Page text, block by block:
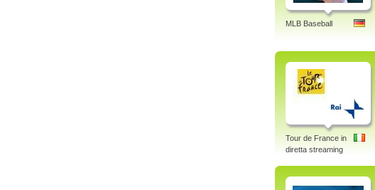
MLB Baseball
Tour de France in
diretta streaming